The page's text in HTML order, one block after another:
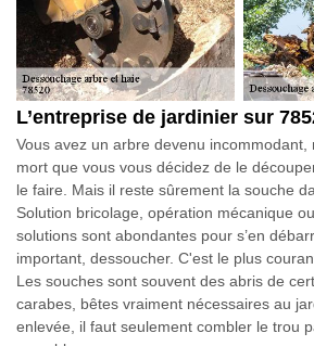
L’entreprise de jardinier sur
Vous avez un arbre devenu
mort que vous vous décidez de le
le faire. Mais il reste sûrement la souche
Solution bricolage, opération mécanique
solutions sont abondantes pour s’en
important, dessoucher. C'est le plus
Les souches sont souvent des abris de
carabes, bêtes vraiment nécessaires au
enlevée, il faut seulement combler le trou